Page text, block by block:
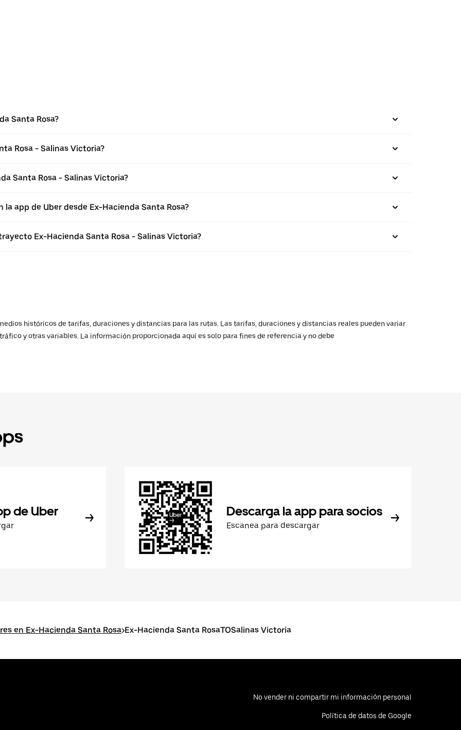
Santa Rosa?
Rosa - Salinas Victoria?
Santa Rosa - Salinas Victoria?
app de Uber desde Ex-Hacienda Santa Rosa?
Ex-Hacienda Santa Rosa - Salinas Victoria?
históricos de tarifas, duraciones y distancias para las rutas. Las tarifas, duraciones y distancias reales pueden variar
y otras variables. La información proporcionada aquí es solo para fines de referencia y no debe
de Uber Descarga la app para socios
Escanea para descargar
en Ex-Hacienda Santa Rosa>Ex-Hacienda Santa RosaTOSalinas Victoria
No vender ni compartir mi información personal
Política de datos de Google